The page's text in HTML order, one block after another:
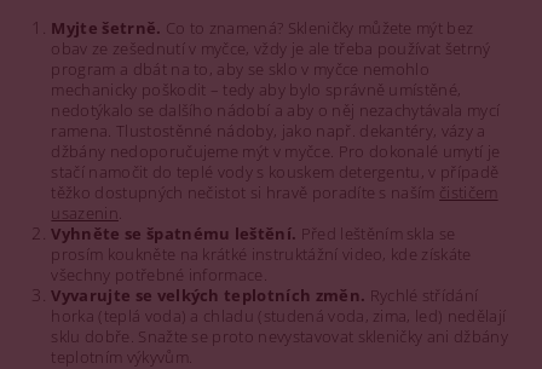
Myjte šetrně. Co to znamená? Skleničky můžete mýt bez
obav ze zešednutí v myčce, vždy je ale třeba používat šetrný
program a dbát na to, aby se sklo v myčce nemohlo
mechanicky poškodit – tedy aby bylo správně umístěné,
nedotýkalo se dalšího nádobí a aby o něj nezachytávala mycí
ramena. Tlustostěnné nádoby, jako např. dekantéry, vázy a
džbány nedoporučujeme mýt v myčce. Pro dokonalé umytí je
stačí namočit do teplé vody s kouskem detergentu, v případě
těžko dostupných nečistot si hravě poradíte s naším čističem
usazenin .
Vyhněte se špatnému leštění. Před leštěním skla se
prosím koukněte na krátké instruktážní video, kde získáte
všechny potřebné informace.
Vyvarujte se velkých teplotních změn. Rychlé střídání
horka (teplá voda) a chladu (studená voda, zima, led) nedělají
sklu dobře. Snažte se proto nevystavovat skleničky ani džbány
teplotním výkyvům.